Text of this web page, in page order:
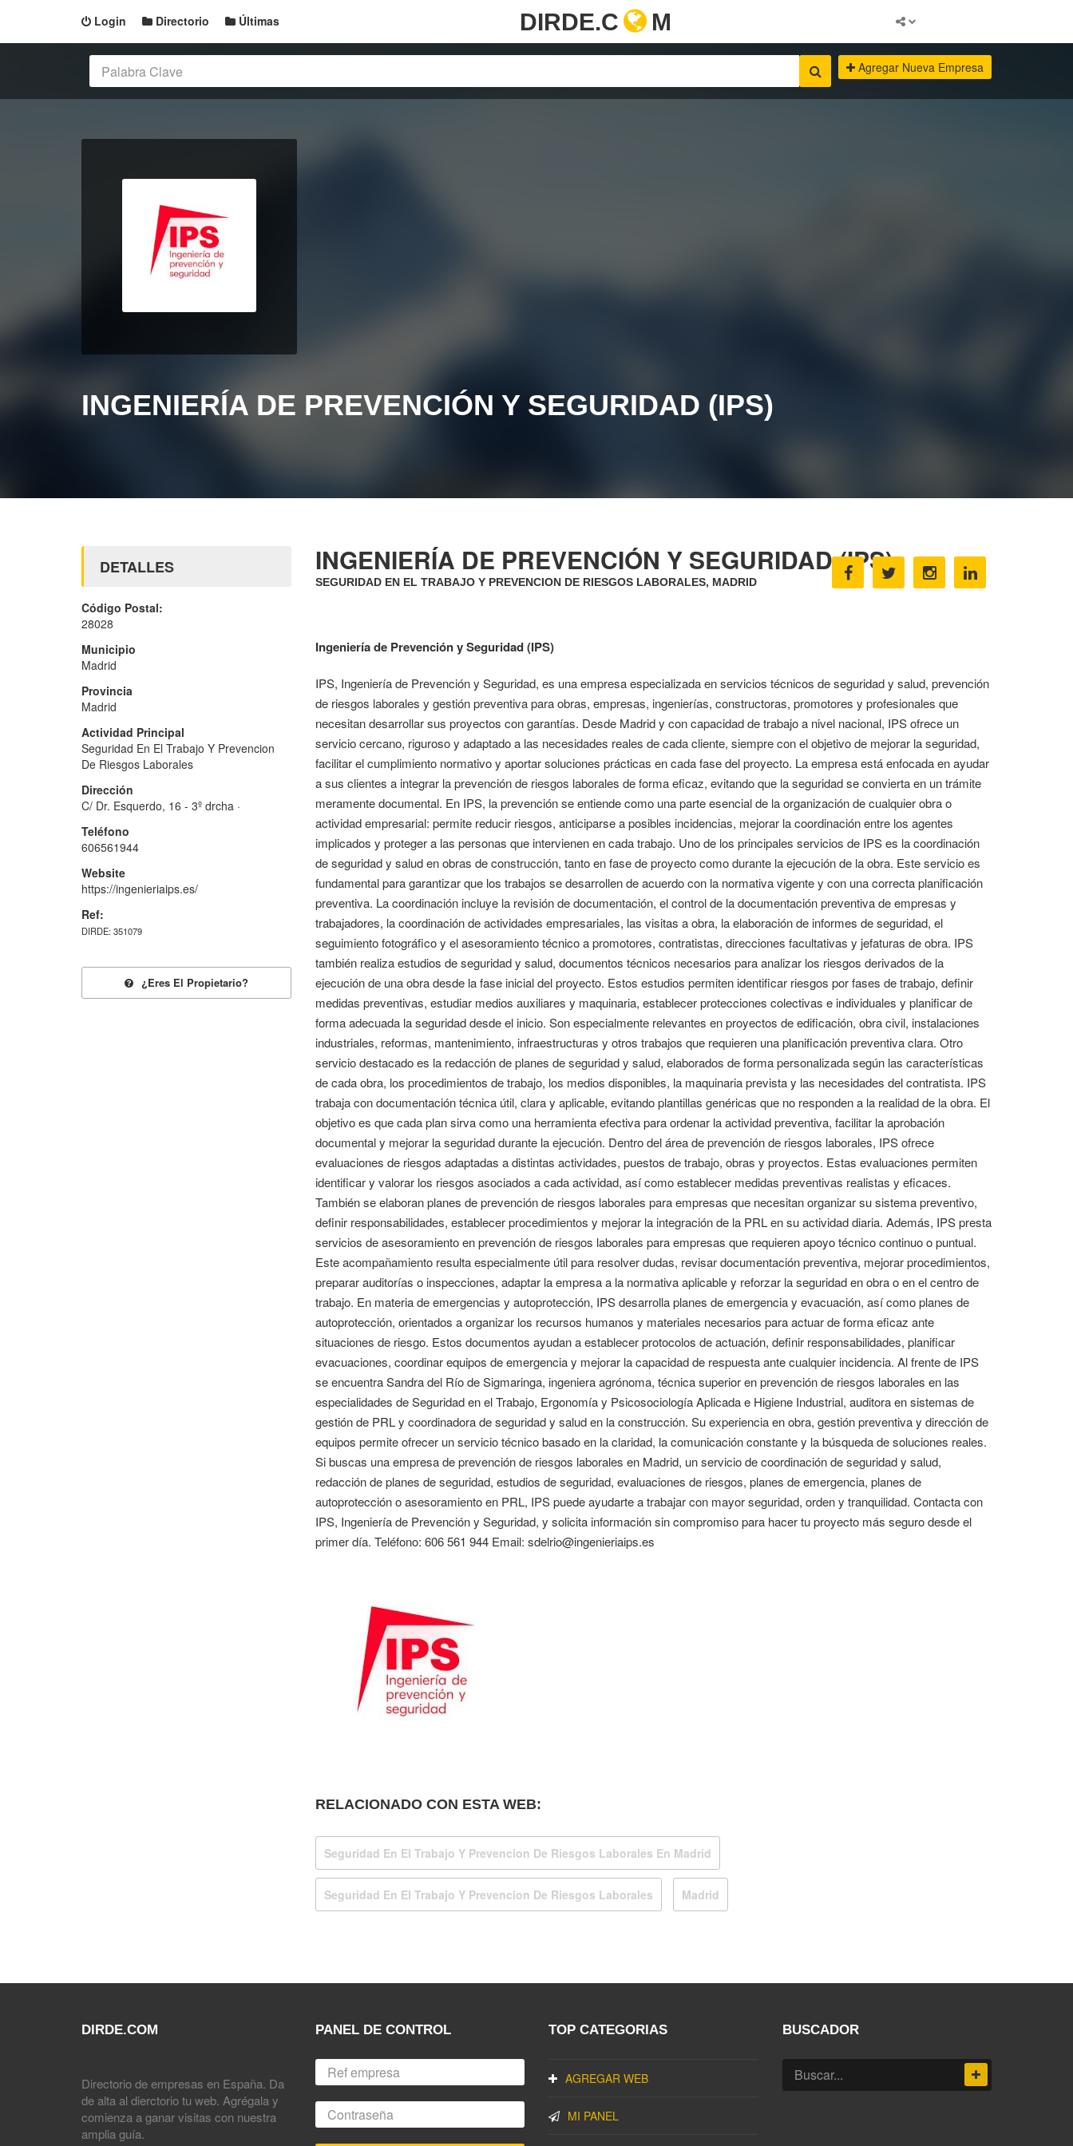
Login Directorio Últimas DIRDE.C M
Agregar Nueva Empresa
INGENIERÍA DE PREVENCIÓN Y SEGURIDAD (IPS)
INGENIERÍA DE PREVENCIÓN Y SEGURIDAD (IPS)
SEGURIDAD EN EL TRABAJO Y PREVENCION DE RIESGOS LABORALES, MADRID
Ingeniería de Prevención y Seguridad (IPS)
IPS, Ingeniería de Prevención y Seguridad, es una empresa especializada en servicios técnicos de seguridad y salud, prevención
de riesgos laborales y gestión preventiva para obras, empresas, ingenierías, constructoras, promotores y profesionales que
necesitan desarrollar sus proyectos con garantías. Desde Madrid y con capacidad de trabajo a nivel nacional, IPS ofrece un
servicio cercano, riguroso y adaptado a las necesidades reales de cada cliente, siempre con el objetivo de mejorar la seguridad,
facilitar el cumplimiento normativo y aportar soluciones prácticas en cada fase del proyecto. La empresa está enfocada en ayudar
a sus clientes a integrar la prevención de riesgos laborales de forma eficaz, evitando que la seguridad se convierta en un trámite
meramente documental. En IPS, la prevención se entiende como una parte esencial de la organización de cualquier obra o
actividad empresarial: permite reducir riesgos, anticiparse a posibles incidencias, mejorar la coordinación entre los agentes
implicados y proteger a las personas que intervienen en cada trabajo. Uno de los principales servicios de IPS es la coordinación
de seguridad y salud en obras de construcción, tanto en fase de proyecto como durante la ejecución de la obra. Este servicio es
fundamental para garantizar que los trabajos se desarrollen de acuerdo con la normativa vigente y con una correcta planificación
preventiva. La coordinación incluye la revisión de documentación, el control de la documentación preventiva de empresas y
trabajadores, la coordinación de actividades empresariales, las visitas a obra, la elaboración de informes de seguridad, el
seguimiento fotográfico y el asesoramiento técnico a promotores, contratistas, direcciones facultativas y jefaturas de obra. IPS
también realiza estudios de seguridad y salud, documentos técnicos necesarios para analizar los riesgos derivados de la
ejecución de una obra desde la fase inicial del proyecto. Estos estudios permiten identificar riesgos por fases de trabajo, definir
medidas preventivas, estudiar medios auxiliares y maquinaria, establecer protecciones colectivas e individuales y planificar de
forma adecuada la seguridad desde el inicio. Son especialmente relevantes en proyectos de edificación, obra civil, instalaciones
industriales, reformas, mantenimiento, infraestructuras y otros trabajos que requieren una planificación preventiva clara. Otro
servicio destacado es la redacción de planes de seguridad y salud, elaborados de forma personalizada según las características
de cada obra, los procedimientos de trabajo, los medios disponibles, la maquinaria prevista y las necesidades del contratista. IPS
trabaja con documentación técnica útil, clara y aplicable, evitando plantillas genéricas que no responden a la realidad de la obra. El
objetivo es que cada plan sirva como una herramienta efectiva para ordenar la actividad preventiva, facilitar la aprobación
documental y mejorar la seguridad durante la ejecución. Dentro del área de prevención de riesgos laborales, IPS ofrece
evaluaciones de riesgos adaptadas a distintas actividades, puestos de trabajo, obras y proyectos. Estas evaluaciones permiten
identificar y valorar los riesgos asociados a cada actividad, así como establecer medidas preventivas realistas y eficaces.
También se elaboran planes de prevención de riesgos laborales para empresas que necesitan organizar su sistema preventivo,
definir responsabilidades, establecer procedimientos y mejorar la integración de la PRL en su actividad diaria. Además, IPS presta
servicios de asesoramiento en prevención de riesgos laborales para empresas que requieren apoyo técnico continuo o puntual.
Este acompañamiento resulta especialmente útil para resolver dudas, revisar documentación preventiva, mejorar procedimientos,
preparar auditorías o inspecciones, adaptar la empresa a la normativa aplicable y reforzar la seguridad en obra o en el centro de
trabajo. En materia de emergencias y autoprotección, IPS desarrolla planes de emergencia y evacuación, así como planes de
autoprotección, orientados a organizar los recursos humanos y materiales necesarios para actuar de forma eficaz ante
situaciones de riesgo. Estos documentos ayudan a establecer protocolos de actuación, definir responsabilidades, planificar
evacuaciones, coordinar equipos de emergencia y mejorar la capacidad de respuesta ante cualquier incidencia. Al frente de IPS
se encuentra Sandra del Río de Sigmaringa, ingeniera agrónoma, técnica superior en prevención de riesgos laborales en las
especialidades de Seguridad en el Trabajo, Ergonomía y Psicosociología Aplicada e Higiene Industrial, auditora en sistemas de
gestión de PRL y coordinadora de seguridad y salud en la construcción. Su experiencia en obra, gestión preventiva y dirección de
equipos permite ofrecer un servicio técnico basado en la claridad, la comunicación constante y la búsqueda de soluciones reales.
Si buscas una empresa de prevención de riesgos laborales en Madrid, un servicio de coordinación de seguridad y salud,
redacción de planes de seguridad, estudios de seguridad, evaluaciones de riesgos, planes de emergencia, planes de
autoprotección o asesoramiento en PRL, IPS puede ayudarte a trabajar con mayor seguridad, orden y tranquilidad. Contacta con
IPS, Ingeniería de Prevención y Seguridad, y solicita información sin compromiso para hacer tu proyecto más seguro desde el
primer día. Teléfono: 606 561 944 Email: sdelrio@ingenieriaips.es
RELACIONADO CON ESTA WEB:
Seguridad En El Trabajo Y Prevencion De Riesgos Laborales En Madrid
Seguridad En El Trabajo Y Prevencion De Riesgos Laborales Madrid
DETALLES
Código Postal:
28028
Municipio
Madrid
Provincia
Madrid
Actividad Principal
Seguridad En El Trabajo Y Prevencion
De Riesgos Laborales
Dirección
C/ Dr. Esquerdo, 16 - 3º drcha ·
Teléfono
606561944
Website
https://ingenieriaips.es/
Ref:
DIRDE: 351079
¿eres El Propietario?
DIRDE.COM
Directorio de empresas en España. Da
de alta al dierctorio tu web. Agrégala y
comienza a ganar visitas con nuestra
amplia guía.
PANEL DE CONTROL TOP CATEGORIAS
AGREGAR WEB
MI PANEL
BUSCADOR